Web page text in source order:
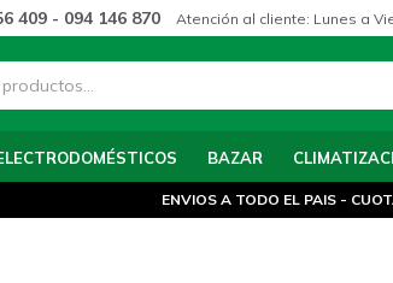
BAZAR
409 - 094 146 870 Atención al cliente: Lunes a
ENVIOS A TODO EL PAIS -